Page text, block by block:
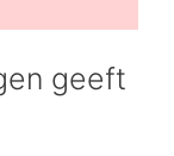
geeft